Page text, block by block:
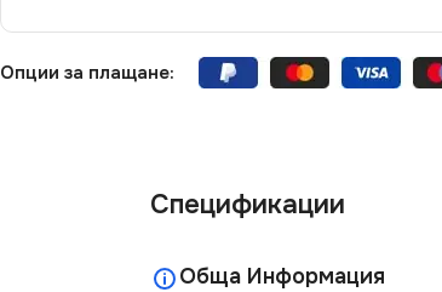
Опции за плащане:
Спецификации
Обща Информация